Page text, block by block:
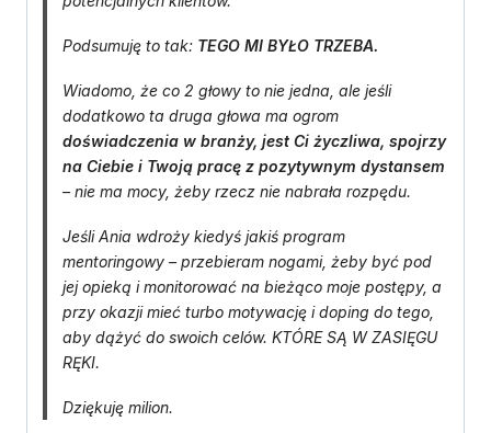
Podsumuję to tak: TEGO MI BYŁO TRZEBA.
Wiadomo, że co 2 głowy to nie jedna, ale jeśli
dodatkowo ta druga głowa ma ogrom
doświadczenia w branży, jest Ci życzliwa, spojrzy
na Ciebie i Twoją pracę z pozytywnym dystansem
– nie ma mocy, żeby rzecz nie nabrała rozpędu.
Jeśli Ania wdroży kiedyś jakiś program
mentoringowy – przebieram nogami, żeby być pod
jej opieką i monitorować na bieżąco moje postępy, a
przy okazji mieć turbo motywację i doping do tego,
aby dążyć do swoich celów. KTÓRE SĄ W ZASIĘGU
RĘKI.
Dziękuję milion.